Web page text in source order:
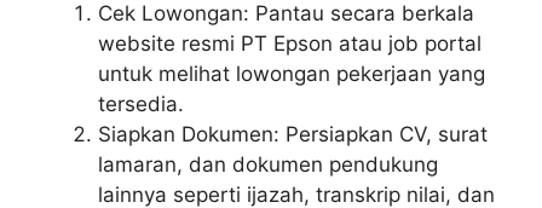
Cek Lowongan: Pantau secara berkala
website resmi PT Epson atau job portal
untuk melihat lowongan pekerjaan yang
tersedia.
Siapkan Dokumen: Persiapkan CV, surat
lamaran, dan dokumen pendukung
lainnya seperti ijazah, transkrip nilai, dan